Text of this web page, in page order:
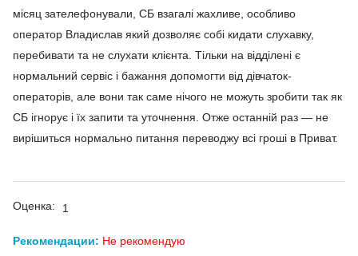
місяц зателефонували, СБ взагалі жахливе, особливо
оператор Владислав який дозволяє собі кидати слухавку,
перебивати та не слухати клієнта. Тільки на відділені є
нормальний сервіс і бажання допомогти від дівчаток-
операторів, але вони так саме нічого не можуть зробити так як
СБ ігнорує і їх запити та уточнення. Отже останній раз — не
вирішиться нормально питання переводжу всі гроші в Приват.
Оценка: 1
Рекомендации: Не рекомендую